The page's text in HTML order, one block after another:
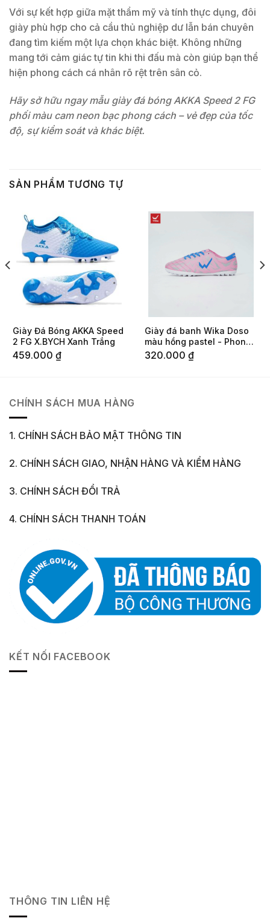
Với sự kết hợp giữa mặt thẩm mỹ và tính thực dụng, đôi
giày phù hợp cho cả cầu thủ nghiệp dư lẫn bán chuyên
đang tìm kiếm một lựa chọn khác biệt. Không những
mang tới cảm giác tự tin khi thi đấu mà còn giúp bạn thể
hiện phong cách cá nhân rõ rệt trên sân cỏ.
Hãy sở hữu ngay mẫu giày đá bóng AKKA Speed 2 FG
phối màu cam neon bạc phong cách – vẻ đẹp của tốc
độ, sự kiểm soát và khác biệt.
SẢN PHẨM TƯƠNG TỰ
Giày Đá Bóng AKKA Speed
2 FG X.BYCH Xanh Trắng
459.000 ₫
Giày đá banh Wika Doso
màu hồng pastel - Phong
cách cá tính cho sân cỏ
320.000 ₫
CHÍNH SÁCH MUA HÀNG
1. CHÍNH SÁCH BẢO MẬT THÔNG TIN
2. CHÍNH SÁCH GIAO, NHẬN HÀNG VÀ KIỂM HÀNG
3. CHÍNH SÁCH ĐỔI TRẢ
4. CHÍNH SÁCH THANH TOÁN
KẾT NỐI FACEBOOK
THÔNG TIN LIÊN HỆ